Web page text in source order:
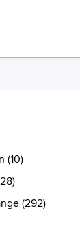
(10)
(292)